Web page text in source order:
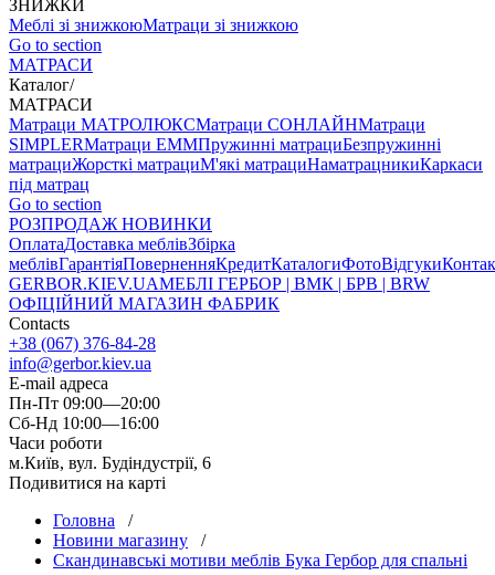
ЗНИЖКИ
Меблі зі знижкоюМатраци зі знижкою
Go to section
МАТРАСИ
Каталог/
МАТРАСИ
Матраци МАТРОЛЮКСМатраци СОНЛАЙНМатраци
SIMPLERМатраци ЕММПружинні матрациБезпружинні
матрациЖорсткі матрациМ'які матрациНаматрацникиКаркаси
під матрац
Go to section
РОЗПРОДАЖ НОВИНКИ
ОплатаДоставка меблівЗбірка
меблівГарантіяПоверненняКредитКаталогиФотоВідгуки
GERBOR.KIEV.UAМЕБЛI ГЕРБОР | ВМК | БРВ | BRW
ОФІЦІЙНИЙ МАГАЗИН ФАБРИК
Contacts
+38 (067) 376-84-28
info@gerbor.kiev.ua
E-mail адреса
Пн-Пт 09:00—20:00
Сб-Нд 10:00—16:00
Часи роботи
м.Київ, вул. Будіндустрії, 6
Подивитися на карті
Головна /
Новини магазину /
Скандинавські мотиви меблів Бука Гербор для спальні